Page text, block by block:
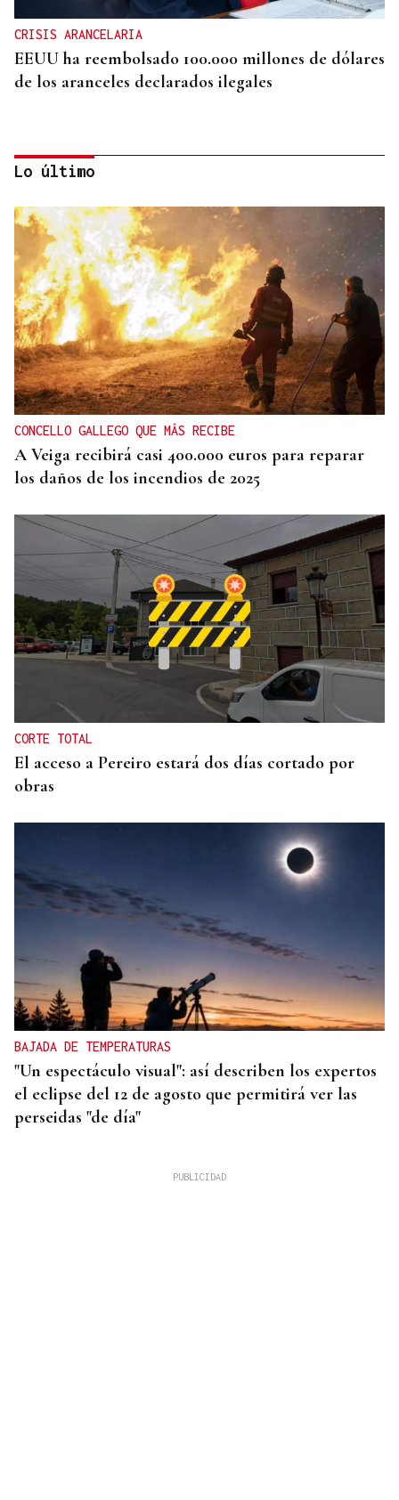
CRISIS ARANCELARIA
EEUU ha reembolsado 100.000 millones de dólares
de los aranceles declarados ilegales
HIDROCARBUROS
La OPEP+ sigue ampliando la oferta de petróleo
para estabilizar el mercado
Lo último
CONCELLO GALLEGO QUE MÁS RECIBE
A Veiga recibirá casi 400.000 euros para reparar
los daños de los incendios de 2025
CORTE TOTAL
El acceso a Pereiro estará dos días cortado por
obras
BAJADA DE TEMPERATURAS
"Un espectáculo visual": así describen los expertos
el eclipse del 12 de agosto que permitirá ver las
perseidas "de día"